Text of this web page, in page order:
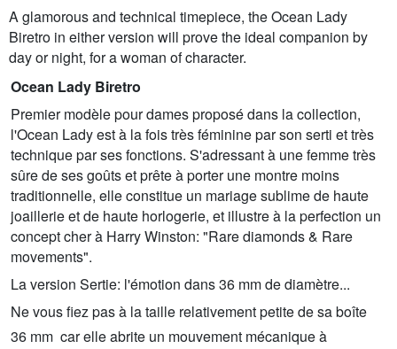
A glamorous and technical timepiece, the Ocean Lady
Biretro in either version will prove the ideal companion by
day or night, for a woman of character.
Ocean Lady Biretro
Premier modèle pour dames proposé dans la collection,
l'Ocean Lady est à la fois très féminine par son serti et très
technique par ses fonctions. S'adressant à une femme très
sûre de ses goûts et prête à porter une montre moins
traditionnelle, elle constitue un mariage sublime de haute
joaillerie et de haute horlogerie, et illustre à la perfection un
concept cher à Harry Winston: "Rare diamonds & Rare
movements".
La version Sertie: l'émotion dans 36 mm de diamètre...
Ne vous fiez pas à la taille relativement petite de sa boîte 
36 mm  car elle abrite un mouvement mécanique à